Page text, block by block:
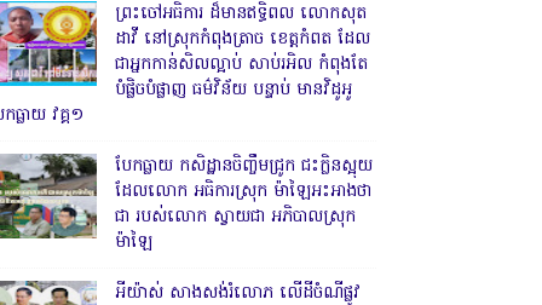
ព្រះចៅអធិការ ដ៏មានឥទ្ធិពល លោកសុត
ដាវី នៅស្រុកកំពុងត្រាច ខេត្តកំពត ដែល
ជាអ្នកកាន់សិលល្អាប់ សាប់រអិល កំពុងតែ
បំផ្លិចបំផ្លាញ ធម៌វិន័យ បន្ទាប់ មានវិដូអូ
កធ្លាយ វគ្គ១
បែកធ្លាយ កសិដ្ឋានចិញ្ចឹមជ្រូក ជះក្លិនស្អុយ
ដែលលោក អធិការស្រុក ម៉ាឡៃអះអាងថា
ជា របស់លោក ស្វាយជា អភិបាលស្រុក
ម៉ាឡៃ
អីយ៉ាស់ សាងសង់រំលោភ លើដីចំណីផ្លូវ